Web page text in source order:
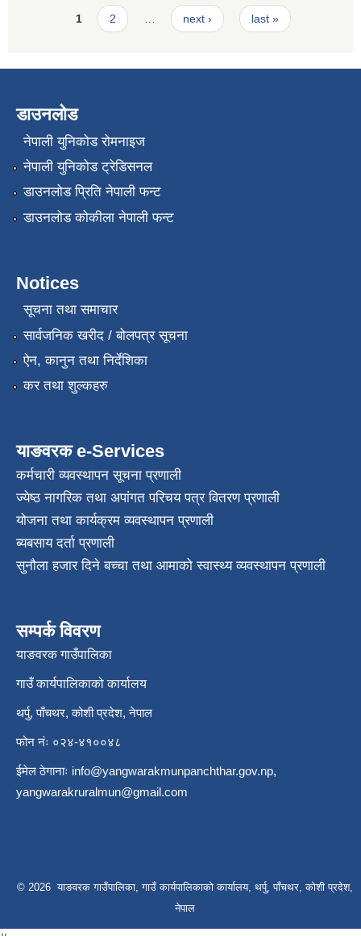
Pages
1 2 next › last »
डाउनलोड
नेपाली युनिकोड रोमनाइज
नेपाली युनिकोड ट्रेडिसनल
डाउनलोड प्रिति नेपाली फन्ट
डाउनलोड कोकीला नेपाली फन्ट
Notices
सूचना तथा समाचार
सार्वजनिक खरीद / बोलपत्र सूचना
ऐन, कानुन तथा निर्देशिका
कर तथा शुल्कहरु
याङवरक e-Services
कर्मचारी व्यवस्थापन सूचना प्रणाली
ज्येष्ठ नागरिक तथा अपांगत परिचय पत्र वितरण प्रणाली
योजना तथा कार्यक्रम व्यवस्थापन प्रणाली
ब्यबसाय दर्ता प्रणाली
सुनौला हजार दिने बच्चा तथा आमाको स्वास्थ्य व्यवस्थापन प्रणाली
सम्पर्क विवरण
याङवरक गाउँपालिका
गाउँ कार्यपालिकाको कार्यालय
थर्पु, पाँचथर, कोशी प्रदेश, नेपाल
फोन नंः ०२४-४१००४८
ईमेल ठेगानाः info@yangwarakmunpanchthar.gov.np,
yangwarakruralmun@gmail.com
© 2026 याङवरक गाउँपालिका, गाउँ कार्यपालिकाको कार्यालय, थर्पु, पाँचथर, कोशी प्रदेश,
नेपाल